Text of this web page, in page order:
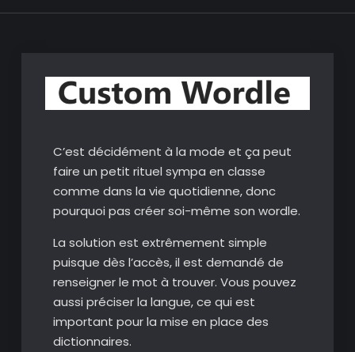
C’est décidément à la mode et ça peut
faire un petit rituel sympa en classe
comme dans la vie quotidienne, donc
pourquoi pas créer soi-même son wordle.
La solution est extrêmement simple
puisque dès l’accès, il est demandé de
renseigner le mot à trouver. Vous pouvez
aussi préciser la langue, ce qui est
important pour la mise en place des
dictionnaires.